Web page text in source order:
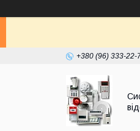
+380 (96) 333-22-